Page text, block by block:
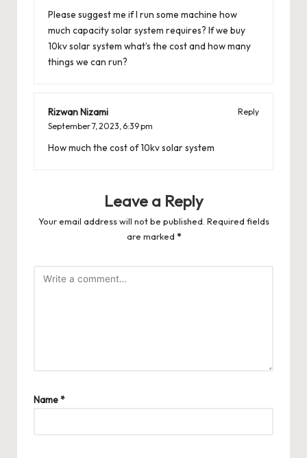
Please suggest me if I run some machine how
much capacity solar system requires? If we buy
10kv solar system what’s the cost and how many
things we can run?
Rizwan Nizami
Reply
September 7, 2023, 6:39 pm
How much the cost of 10kv solar system
Leave a Reply
Your email address will not be published. Required fields
are marked *
Name*